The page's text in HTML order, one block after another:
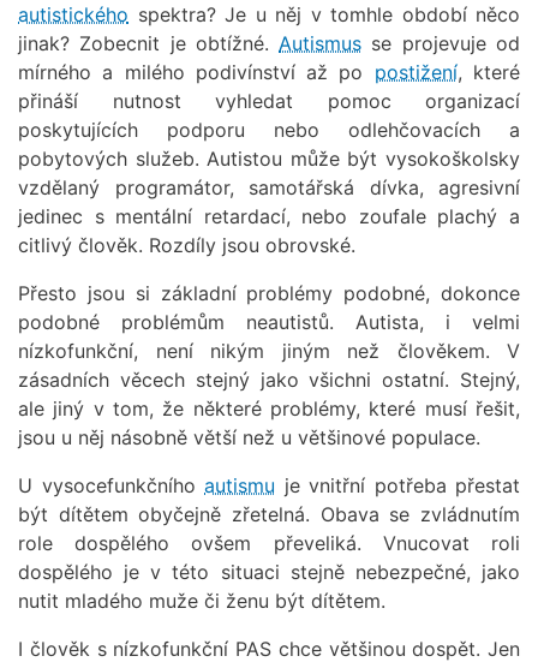
autistického spektra? Je u něj v tomhle období něco
jinak? Zobecnit je obtížné. Autismus se projevuje od
mírného a milého podivínství až po postižení, které
přináší nutnost vyhledat pomoc organizací
poskytujících podporu nebo odlehčovacích a
pobytových služeb. Autistou může být vysokoškolsky
vzdělaný programátor, samotářská dívka, agresivní
jedinec s mentální retardací, nebo zoufale plachý a
citlivý člověk. Rozdíly jsou obrovské.
Přesto jsou si základní problémy podobné, dokonce
podobné problémům neautistů. Autista, i velmi
nízkofunkční, není nikým jiným než člověkem. V
zásadních věcech stejný jako všichni ostatní. Stejný,
ale jiný v tom, že některé problémy, které musí řešit,
jsou u něj násobně větší než u většinové populace.
U vysocefunkčního autismu je vnitřní potřeba přestat
být dítětem obyčejně zřetelná. Obava se zvládnutím
role dospělého ovšem převeliká. Vnucovat roli
dospělého je v této situaci stejně nebezpečné, jako
nutit mladého muže či ženu být dítětem.
I člověk s nízkofunkční PAS chce většinou dospět. Jen